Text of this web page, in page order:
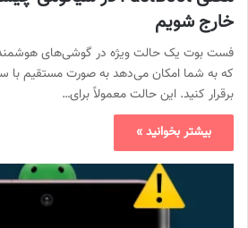
خارج شویم
فست بوت یک حالت ویژه در گوشی‌های
که به شما امکان می‌دهد به صورت مستقیم با
برقرار کنید. این حالت معمولاً برای…
بیشتر بخوانید »